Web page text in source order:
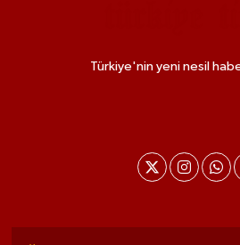
Türkiye'nin yeni nesil